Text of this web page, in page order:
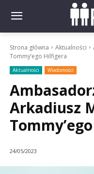
Strona główna Aktualności
Tommy’ego Hilfigera
Aktualności Wiadomości
Arkadiusz
24/05/2023